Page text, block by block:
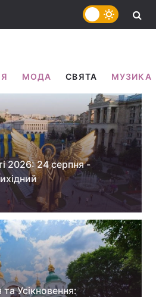
МОДА СВЯТА МУЗИКА
2026: 24 серпня -
Усікновення: